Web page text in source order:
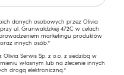
danych osobowych przez Olivia
ul. Grunwaldzkiej 472C w celach
marketingu produktów
innych osób.*
Serwis Sp. z o.o. z siedzibą w
własnym lub na zlecenie innych
drogą elektroniczną.*